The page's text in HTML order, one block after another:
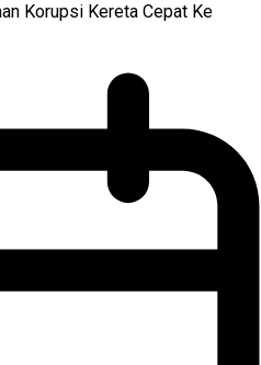
Korupsi Kereta Cepat Ke